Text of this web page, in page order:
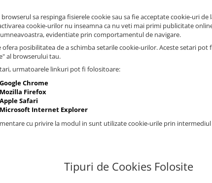
sa respinga fisierele cookie sau sa fie acceptate cookie-uri
cookie-urilor nu inseamna ca nu veti mai primi publicitate
evidentiate prin comportamentul de navigare.
posibilitatea de a schimba setarile cookie-urilor. Aceste setari pot
al browserului tau.
urmatoarele linkuri pot fi folositoare:
Chrome
Firefox
Safari
Internet Explorer
cu privire la modul in sunt utilizate cookie-urile prin
Tipuri de Cookies Folosite